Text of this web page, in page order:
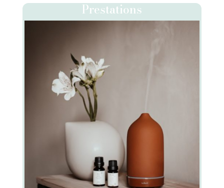
Prestations